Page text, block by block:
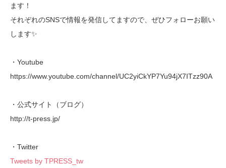
ます！
それぞれのSNSで情報を発信してますので、ぜひフォローお願い
します✨
・Youtube
https://www.youtube.com/channel/UC2yiCkYP7Yu94jX7ITzz90A
・公式サイト（ブログ）
http://t-press.jp/
・Twitter
Tweets by TPRESS_tw